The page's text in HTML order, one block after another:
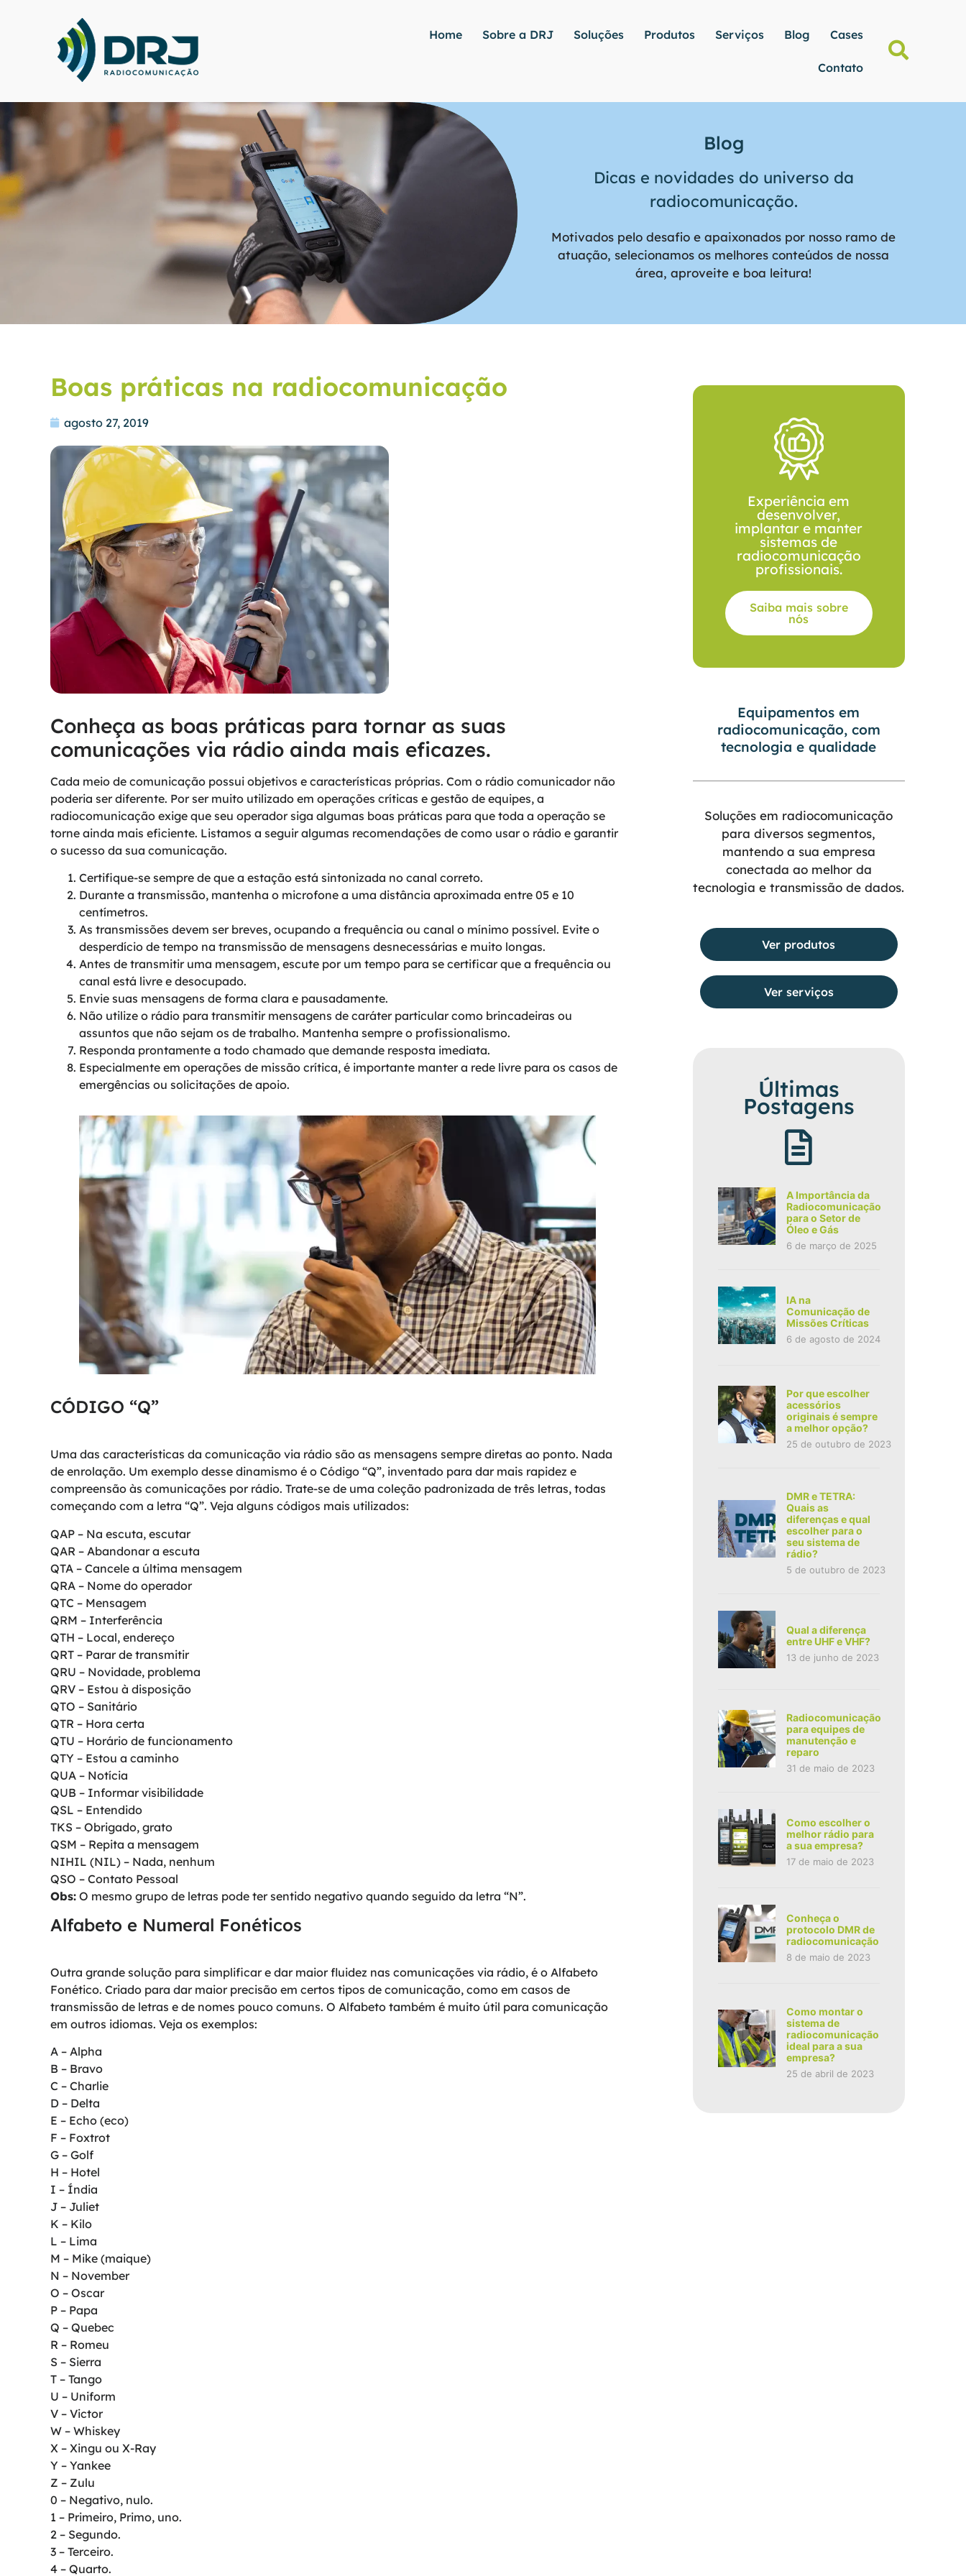
Home Sobre a DRJ Soluções Produtos Serviços Blog Cases
Contato
Blog
Dicas e novidades do universo da
radiocomunicação.
Motivados pelo desafio e apaixonados por nosso ramo de
atuação, selecionamos os melhores conteúdos de nossa
área, aproveite e boa leitura!
Boas práticas na radiocomunicação
agosto 27, 2019
Conheça as boas práticas para tornar as suas
comunicações via rádio ainda mais eficazes.
Cada meio de comunicação possui objetivos e características próprias. Com o rádio comunicador não
poderia ser diferente. Por ser muito utilizado em operações críticas e gestão de equipes, a
radiocomunicação exige que seu operador siga algumas boas práticas para que toda a operação se
torne ainda mais eficiente. Listamos a seguir algumas recomendações de como usar o rádio e garantir
o sucesso da sua comunicação.
Certifique-se sempre de que a estação está sintonizada no canal correto.
Durante a transmissão, mantenha o microfone a uma distância aproximada entre 05 e 10
centímetros.
As transmissões devem ser breves, ocupando a frequência ou canal o mínimo possível. Evite o
desperdício de tempo na transmissão de mensagens desnecessárias e muito longas.
Antes de transmitir uma mensagem, escute por um tempo para se certificar que a frequência ou
canal está livre e desocupado.
Envie suas mensagens de forma clara e pausadamente.
Não utilize o rádio para transmitir mensagens de caráter particular como brincadeiras ou
assuntos que não sejam os de trabalho. Mantenha sempre o profissionalismo.
Responda prontamente a todo chamado que demande resposta imediata.
Especialmente em operações de missão crítica, é importante manter a rede livre para os casos de
emergências ou solicitações de apoio.
CÓDIGO “Q”
Uma das características da comunicação via rádio são as mensagens sempre diretas ao ponto. Nada
de enrolação. Um exemplo desse dinamismo é o Código “Q”, inventado para dar mais rapidez e
compreensão às comunicações por rádio. Trate-se de uma coleção padronizada de três letras, todas
começando com a letra “Q”. Veja alguns códigos mais utilizados:
QAP – Na escuta, escutar
QAR – Abandonar a escuta
QTA – Cancele a última mensagem
QRA – Nome do operador
QTC – Mensagem
QRM – Interferência
QTH – Local, endereço
QRT – Parar de transmitir
QRU – Novidade, problema
QRV – Estou à disposição
QTO – Sanitário
QTR – Hora certa
QTU – Horário de funcionamento
QTY – Estou a caminho
QUA – Notícia
QUB – Informar visibilidade
QSL – Entendido
TKS – Obrigado, grato
QSM – Repita a mensagem
NIHIL (NIL) – Nada, nenhum
QSO – Contato Pessoal
Obs: O mesmo grupo de letras pode ter sentido negativo quando seguido da letra “N”.
Alfabeto e Numeral Fonéticos
Outra grande solução para simplificar e dar maior fluidez nas comunicações via rádio, é o Alfabeto
Fonético. Criado para dar maior precisão em certos tipos de comunicação, como em casos de
transmissão de letras e de nomes pouco comuns. O Alfabeto também é muito útil para comunicação
em outros idiomas. Veja os exemplos:
A – Alpha
B – Bravo
C – Charlie
D – Delta
E – Echo (eco)
F – Foxtrot
G – Golf
H – Hotel
I – Índia
J – Juliet
K – Kilo
L – Lima
M – Mike (maique)
N – November
O – Oscar
P – Papa
Q – Quebec
R – Romeu
S – Sierra
T – Tango
U – Uniform
V – Victor
W – Whiskey
X – Xingu ou X-Ray
Y – Yankee
Z – Zulu
0 – Negativo, nulo.
1 – Primeiro, Primo, uno.
2 – Segundo.
3 – Terceiro.
4 – Quarto.
Experiência em
desenvolver,
implantar e manter
sistemas de
radiocomunicação
profissionais.
Saiba mais sobre
nós
Equipamentos em
radiocomunicação, com
tecnologia e qualidade
Soluções em radiocomunicação
para diversos segmentos,
mantendo a sua empresa
conectada ao melhor da
tecnologia e transmissão de dados.
Ver produtos
Ver serviços
Últimas
Postagens
A Importância da
Radiocomunicação
para o Setor de
Óleo e Gás
6 de março de 2025
IA na
Comunicação de
Missões Críticas
6 de agosto de 2024
Por que escolher
acessórios
originais é sempre
a melhor opção?
25 de outubro de 2023
DMR e TETRA:
Quais as
diferenças e qual
escolher para o
seu sistema de
rádio?
5 de outubro de 2023
Qual a diferença
entre UHF e VHF?
13 de junho de 2023
Radiocomunicação
para equipes de
manutenção e
reparo
31 de maio de 2023
Como escolher o
melhor rádio para
a sua empresa?
17 de maio de 2023
Conheça o
protocolo DMR de
radiocomunicação
8 de maio de 2023
Como montar o
sistema de
radiocomunicação
ideal para a sua
empresa?
25 de abril de 2023